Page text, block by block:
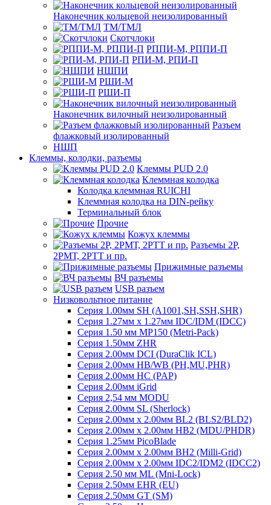
Наконечник кольцевой неизолированный
ТМ/ТМЛ
Скотчлоки
РППИ-М, РППИ-П
РПИ-М, РПИ-П
НШПИ
РШИ-М
РШИ-П
Наконечник вилочный неизолированный
Разъем
флажковый изолированный
НШП
Клеммы, колодки, разъемы
Клеммы PUD 2.0
Клеммная колодка
Колодка клеммная RUICHI
Клеммная колодка на DIN-рейку
Терминальный блок
Прочие
Кожух клеммы
Разъемы 2Р,
2РМТ, 2РТТ и пр.
Прижимные разъемы
ВЧ разъемы
USB разъем
Низковольтное питание
Серия 1.00мм SH (A1001,SH,SSH,SHR)
Серия 1.27мм x 1.27мм IDC/IDM (IDCC)
Серия 1.50 мм MP150 (Metri-Pack)
Серия 1.50мм ZHR
Серия 2.00мм DCI (DuraClik ICL)
Серия 2.00мм HB/WB (PH,MU,PHR)
Серия 2.00мм HC (PAP)
Серия 2.00мм iGrid
Серия 2,54 мм MODU
Серия 2.00мм SL (Sherlock)
Серия 2.00мм x 2.00мм BL2 (BLS2/BLD2)
Серия 2.00мм x 2.00мм HB2 (MDU/PHDR)
Серия 1.25мм PicoBlade
Серия 2.00мм х 2.00мм BH2 (Milli-Grid)
Серия 2.00мм х 2.00мм IDC2/IDM2 (IDCC2)
Серия 2.50 мм ML (Mni-Lock)
Серия 2.50мм EHR (EU)
Серия 2.50мм GT (SM)